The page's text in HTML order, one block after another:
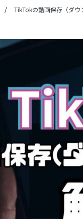
TikTokの動画保存（ダウ